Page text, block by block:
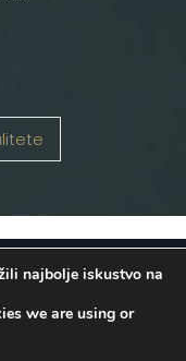
. Configured
pridržana.
najbolje iskustvo na
we are using or